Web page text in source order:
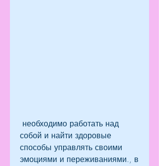
собой и найти здоровые
способы управлять своими
эмоциями и переживаниями., в